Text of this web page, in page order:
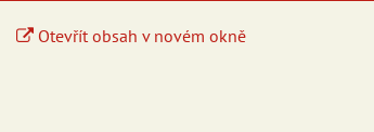
Otevřít obsah v novém okně